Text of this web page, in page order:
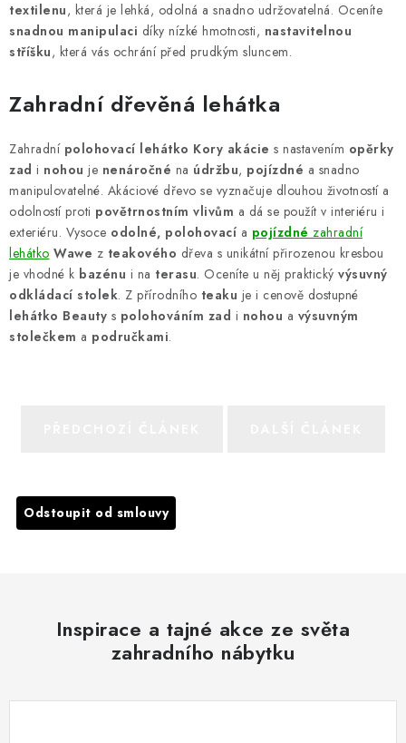
textilenu, která je lehká, odolná a snadno udržovatelná. Oceníte
snadnou manipulaci díky nízké hmotnosti, nastavitelnou
stříšku, která vás ochrání před prudkým sluncem.
Zahradní dřevěná lehátka
Zahradní polohovací lehátko Kory akácie s nastavením opěrky
zad i nohou je nenáročné na údržbu, pojízdné a snadno
manipulovatelné. Akáciové dřevo se vyznačuje dlouhou životností a
odolností proti povětrnostním vlivům a dá se použít v interiéru i
exteriéru. Vysoce odolné, polohovací a pojízdné zahradní
lehátko Wawe z teakového dřeva s unikátní přirozenou kresbou
je vhodné k bazénu i na terasu. Oceníte u něj praktický výsuvný
odkládací stolek. Z přírodního teaku je i cenově dostupné
lehátko Beauty s polohováním zad i nohou a výsuvným
stolečkem a područkami.
Odstoupit od smlouvy
Inspirace a tajné akce ze světa
zahradního nábytku